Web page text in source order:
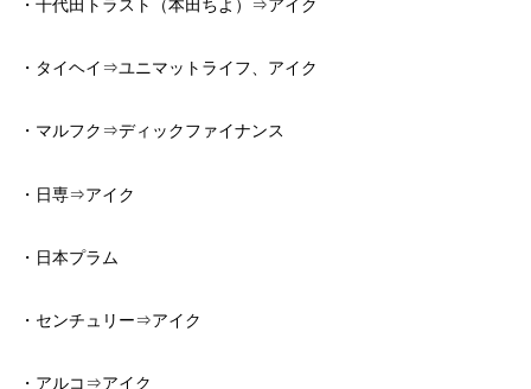
・千代田トラスト（本田ちよ）⇒アイク
・タイヘイ⇒ユニマットライフ、アイク
・マルフク⇒ディックファイナンス
・日専⇒アイク
・日本プラム
・センチュリー⇒アイク
・アルコ⇒アイク